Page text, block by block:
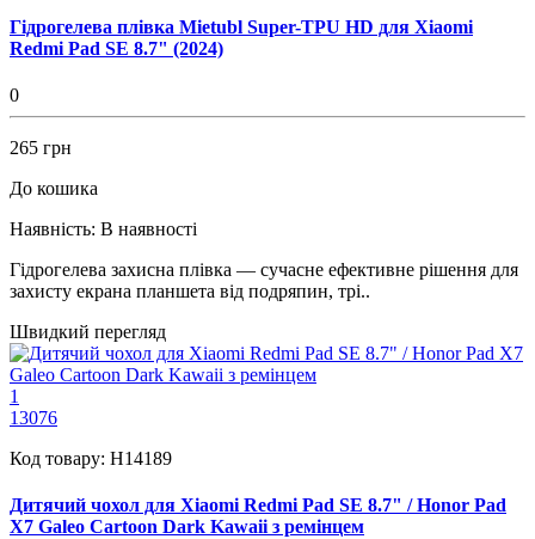
Гідрогелева плівка Mietubl Super-TPU HD для Xiaomi
Redmi Pad SE 8.7" (2024)
0
265 грн
До кошика
Наявність: В наявності
Гідрогелева захисна плівка — сучасне ефективне рішення для
захисту екрана планшета від подряпин, трі..
Швидкий перегляд
1
13076
Код товару: H14189
Дитячий чохол для Xiaomi Redmi Pad SE 8.7" / Honor Pad
X7 Galeo Cartoon Dark Kawaii з ремінцем